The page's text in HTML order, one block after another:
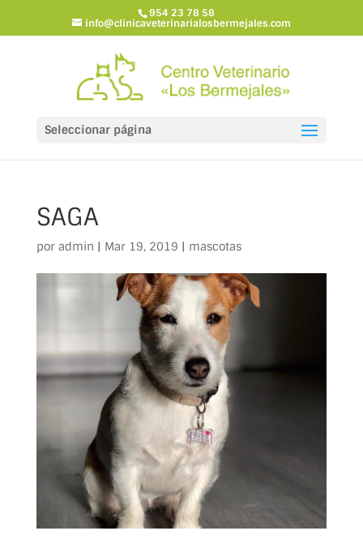
954 23 78 58
info@clinicaveterinarialosbermejales.com
Seleccionar página
SAGA
por admin | Mar 19, 2019 | mascotas